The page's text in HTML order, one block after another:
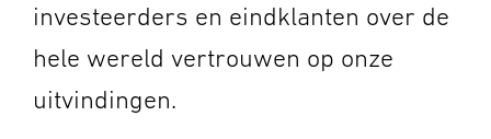
investeerders en eindklanten over de
hele wereld vertrouwen op onze
uitvindingen.